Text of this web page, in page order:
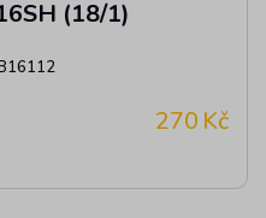
(18/1)
270 Kč